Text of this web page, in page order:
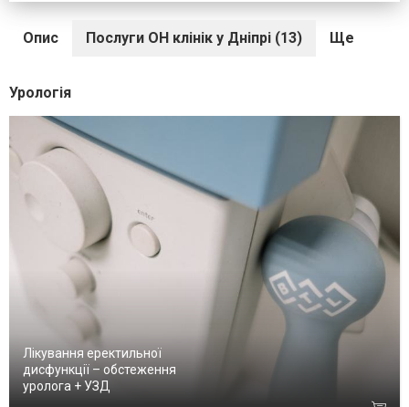
Опис Послуги ОН клінік у Дніпрі (13) Ще
Урологія
Лікування еректильної
дисфункції – обстеження
уролога + УЗД